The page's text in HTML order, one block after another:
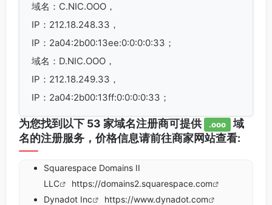
域名：C.NIC.OOO，
IP：212.18.248.33，
IP：2a04:2b00:13ee:0:0:0:0:33；
域名：D.NIC.OOO，
IP：212.18.249.33，
IP：2a04:2b00:13ff:0:0:0:0:33；
为您找到以下 53 家域名注册商可提供 .ooo
域
名的注册服务，价格信息请前往商家网站查看:
Squarespace Domains II
LLC
https://domains2.squarespace.com
Dynadot Inc
https://www.dynadot.com